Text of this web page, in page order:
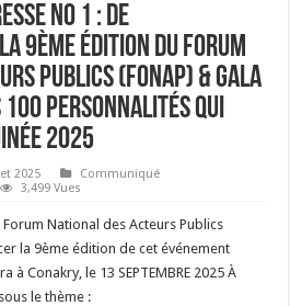
N0 1 : de
9ème Édition du Forum
Publics (FONAP) & Gala
Personnalités qui
2025
2025
Communiqué
3,499 Vues
National des Acteurs Publics
la 9ème édition de cet événement
à Conakry, le 13 SEPTEMBRE 2025 À
sous le thème :